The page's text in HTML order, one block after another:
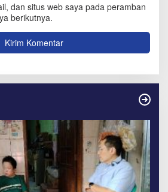
dan situs web saya pada peramban
berikutnya.